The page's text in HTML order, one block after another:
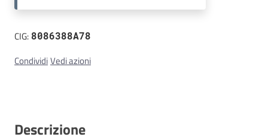
CIG: 8086388A78
CondividiVedi azioni
Descrizione